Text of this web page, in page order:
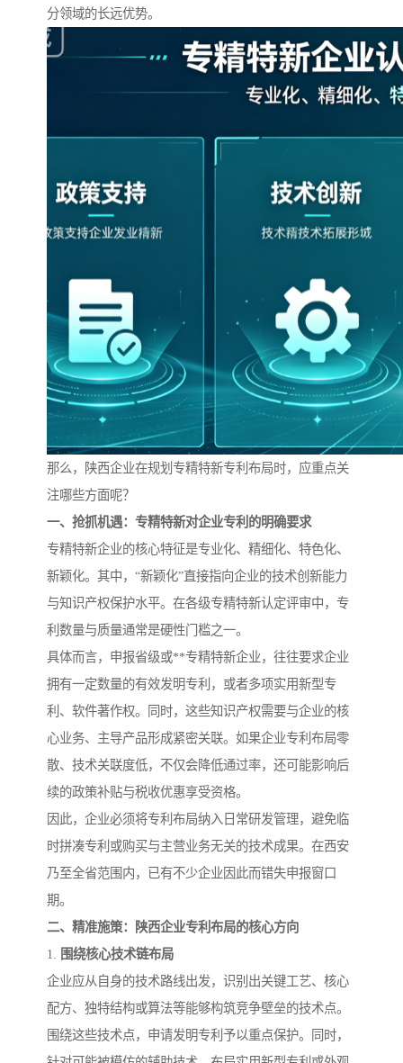
分领域的长远优势。
那么，陕西企业在规划专精特新专利布局时，应重点关
注哪些方面呢？
一、抢抓机遇：专精特新对企业专利的明确要求
专精特新企业的核心特征是专业化、精细化、特色化、
新颖化。其中，“新颖化”直接指向企业的技术创新能力
与知识产权保护水平。在各级专精特新认定评审中，专
利数量与质量通常是硬性门槛之一。
具体而言，申报省级或**专精特新企业，往往要求企业
拥有一定数量的有效发明专利，或者多项实用新型专
利、软件著作权。同时，这些知识产权需要与企业的核
心业务、主导产品形成紧密关联。如果企业专利布局零
散、技术关联度低，不仅会降低通过率，还可能影响后
续的政策补贴与税收优惠享受资格。
因此，企业必须将专利布局纳入日常研发管理，避免临
时拼凑专利或购买与主营业务无关的技术成果。在西安
乃至全省范围内，已有不少企业因此而错失申报窗口
期。
二、精准施策：陕西企业专利布局的核心方向
1. 围绕核心技术链布局
企业应从自身的技术路线出发，识别出关键工艺、核心
配方、独特结构或算法等能够构筑竞争壁垒的技术点。
围绕这些技术点，申请发明专利予以重点保护。同时，